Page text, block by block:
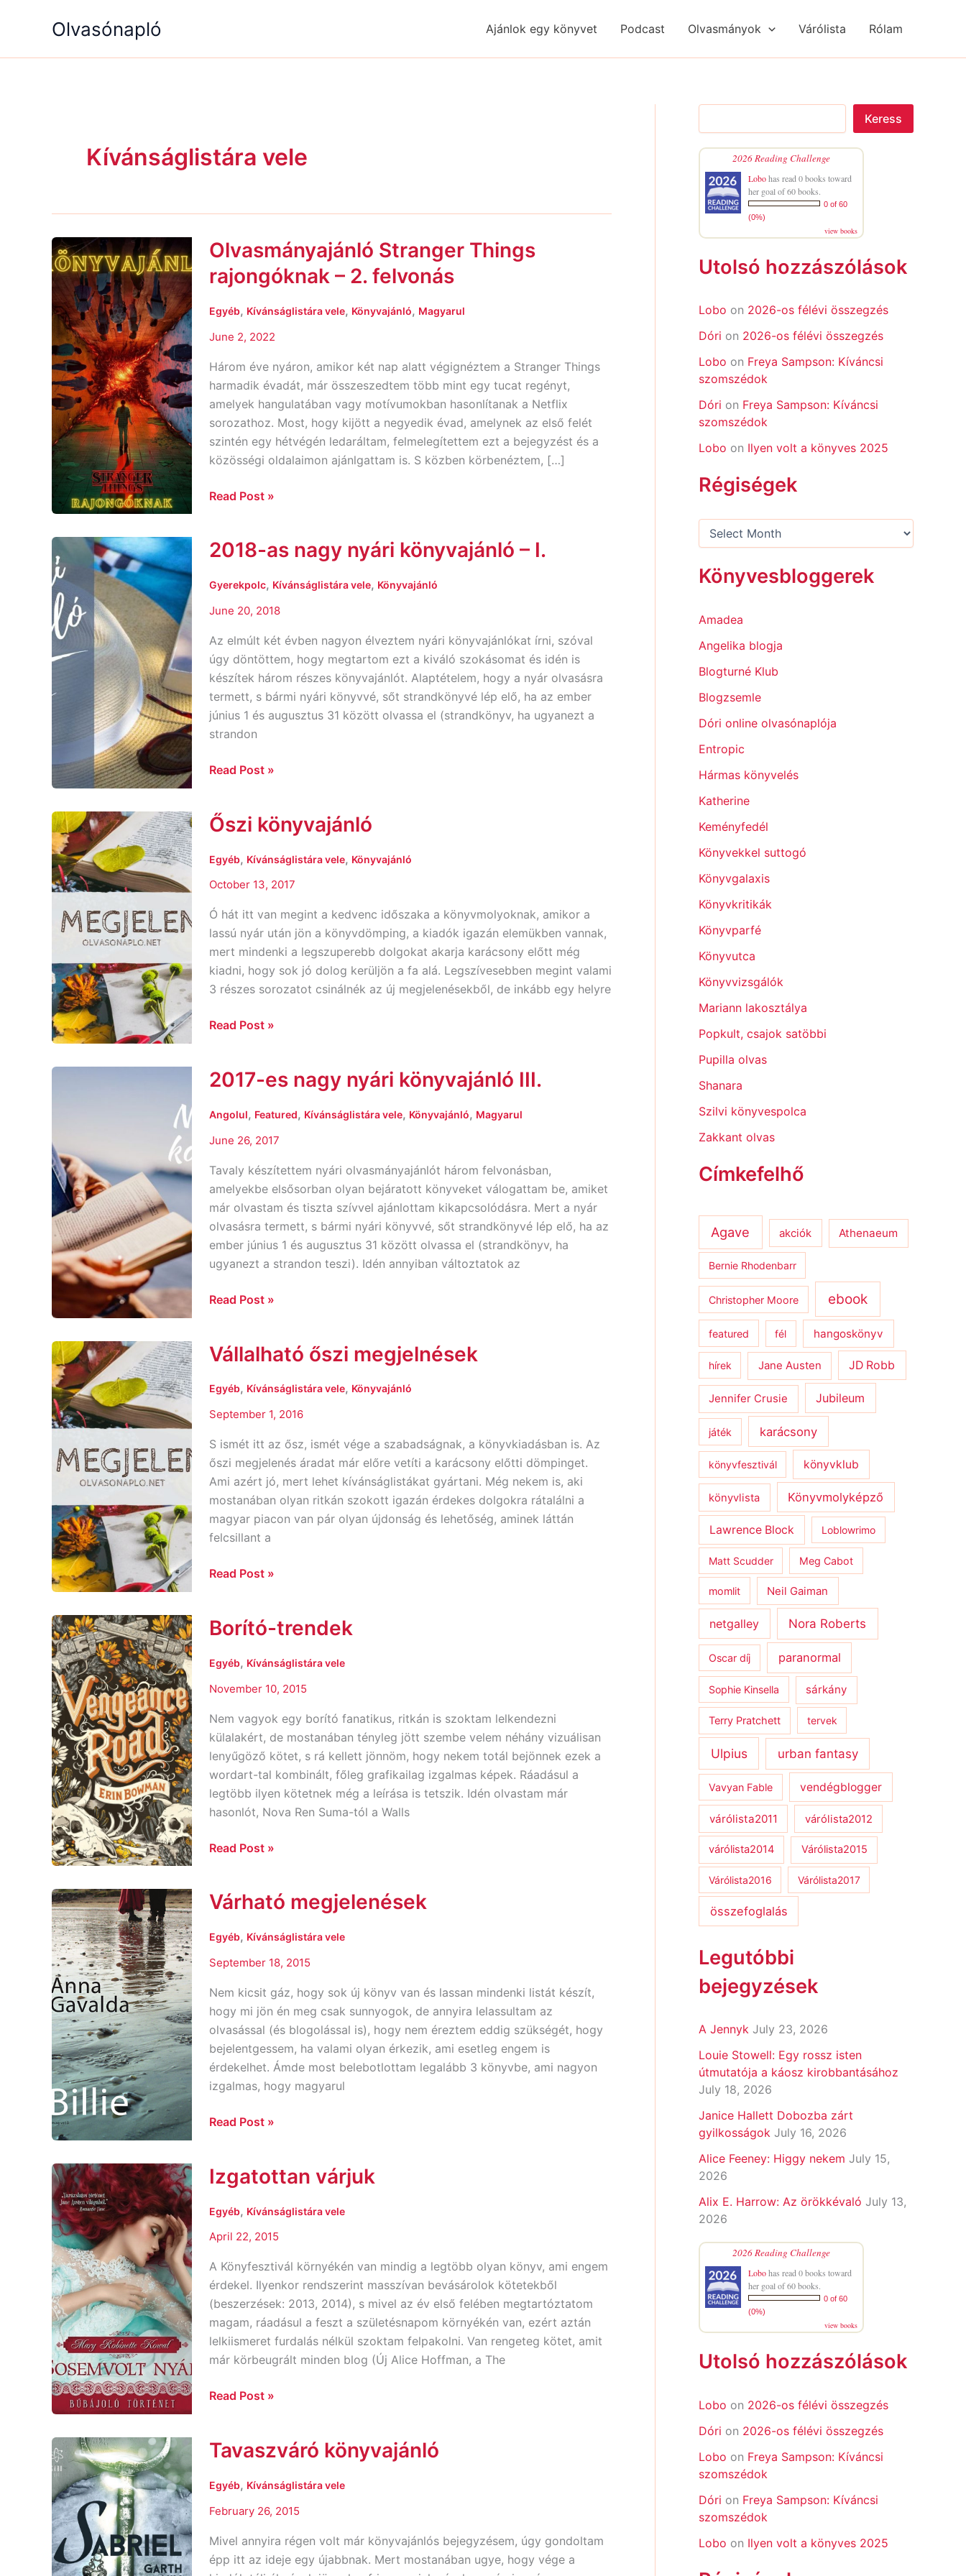
Olvasónapló Ajánlok egy könyvet Podcast Olvasmányok Várólista Rólam
Kívánságlistára vele
Olvasmányajánló Stranger Things
rajongóknak – 2. felvonás
Egyéb, Kívánságlistára vele, Könyvajánló, Magyarul
June 2, 2022
Három éve nyáron, amikor két nap alatt végignéztem a Stranger Things
harmadik évadát, már összeszedtem több mint egy tucat regényt,
amelyek hangulatában vagy motívumokban hasonlítanak a Netflix
sorozathoz. Most, hogy kijött a negyedik évad, amelynek az első felét
szintén egy hétvégén ledaráltam, felmelegítettem ezt a bejegyzést és a
közösségi oldalaimon ajánlgattam is. S közben körbenéztem, […]
Olvasmányajánló
Stranger
Things
2.
felvonás
Read Post »
2018-as nagy nyári könyvajánló – I.
Gyerekpolc, Kívánságlistára vele, Könyvajánló
June 20, 2018
Az elmúlt két évben nagyon élveztem nyári könyvajánlókat írni, szóval
úgy döntöttem, hogy megtartom ezt a kiváló szokásomat és idén is
készítek három részes könyvajánlót. Alaptételem, hogy a nyár olvasásra
termett, s bármi nyári könyvvé, sőt strandkönyvé lép elő, ha az ember
június 1 és augusztus 31 között olvassa el (strandkönyv, ha ugyanezt a
strandon
2018-
nagy
könyvajánló
–
I.
Read Post »
Őszi könyvajánló
Egyéb, Kívánságlistára vele, Könyvajánló
October 13, 2017
Ó hát itt van megint a kedvenc időszaka a könyvmolyoknak, amikor a
lassú nyár után jön a könyvdömping, a kiadók igazán elemükben vannak,
mert mindenki a legszuperebb dolgokat akarja karácsony előtt még
kiadni, hogy sok jó dolog kerüljön a fa alá. Legszívesebben megint valami
3 részes sorozatot csinálnék az új megjelenésekből, de inkább egy helyre
Őszi
Read Post »
2017-es nagy nyári könyvajánló III.
Angolul, Featured, Kívánságlistára vele, Könyvajánló, Magyarul
June 26, 2017
Tavaly készítettem nyári olvasmányajánlót három felvonásban,
amelyekbe elsősorban olyan bejáratott könyveket válogattam be, amiket
már olvastam és tiszta szívvel ajánlottam kikapcsolódásra. Mert a nyár
olvasásra termett, s bármi nyári könyvvé, sőt strandkönyvé lép elő, ha az
ember június 1 és augusztus 31 között olvassa el (strandkönyv, ha
ugyanezt a strandon teszi). Idén annyiban változtatok az
2017-
nagy
könyvajánló
III.
Read Post »
Vállalható őszi megjelnések
Egyéb, Kívánságlistára vele, Könyvajánló
September 1, 2016
S ismét itt az ősz, ismét vége a szabadságnak, a könyvkiadásban is. Az
őszi megjelenés áradat már előre vetíti a karácsony előtti dömpinget.
Ami azért jó, mert lehet kívánságlistákat gyártani. Még nekem is, aki
mostanában olyan ritkán szokott igazán érdekes dolgokra rátalálni a
magyar piacon van pár olyan újdonság és lehetőség, aminek láttán
felcsillant a
Vállalható
megjelnések
Read Post »
Borító-trendek
Egyéb, Kívánságlistára vele
November 10, 2015
Nem vagyok egy borító fanatikus, ritkán is szoktam lelkendezni
külalakért, de mostanában tényleg jött szembe velem néhány vizuálisan
lenyűgöző kötet, s rá kellett jönnöm, hogy nekem totál bejönnek ezek a
wordart-tal kombinált, főleg grafikailag izgalmas képek. Ráadásul a
legtöbb ilyen kötetnek még a leírása is tetszik. Idén olvastam már
hasonlót, Nova Ren Suma-tól a Walls
Borító-
Read Post »
Várható megjelenések
Egyéb, Kívánságlistára vele
September 18, 2015
Nem kicsit gáz, hogy sok új könyv van és lassan mindenki listát készít,
hogy mi jön én meg csak sunnyogok, de annyira lelassultam az
olvasással (és blogolással is), hogy nem éreztem eddig szükségét, hogy
bejelentgessem, ha valami olyan érkezik, ami esetleg engem is
érdekelhet. Ámde most belebotlottam legalább 3 könyvbe, ami nagyon
izgalmas, hogy magyarul
Várható
Read Post »
Izgatottan várjuk
Egyéb, Kívánságlistára vele
April 22, 2015
A Könyfesztivál környékén van mindig a legtöbb olyan könyv, ami engem
érdekel. Ilyenkor rendszerint masszívan bevásárolok kötetekből
(beszerzések: 2013, 2014), s mivel az év első felében megtartóztatom
magam, ráadásul a feszt a születésnapom környékén van, ezért aztán
lelkiismeret furdalás nélkül szoktam felpakolni. Van rengeteg kötet, amit
már körbeugrált minden blog (Új Alice Hoffman, a The
Izgatottan
várjuk
Read Post »
Tavaszváró könyvajánló
Egyéb, Kívánságlistára vele
February 26, 2015
Mivel annyira régen volt már könyvajánlós bejegyzésem, úgy gondoltam
épp itt az ideje egy újabbnak. Mert mostanában ugye, hogy vége a
Tavaszváró
a
Keress
2026 Reading Challenge
Lobohas read 0 books toward
her goal of 60 books.
0 of 60
(0%)
view books
Utolsó hozzászólások
Lobo on 2026-os félévi összegzés
Dóri on 2026-os félévi összegzés
Lobo on Freya Sampson: Kíváncsi
szomszédok
Dóri on Freya Sampson: Kíváncsi
szomszédok
Lobo on Ilyen volt a könyves 2025
Régiségek
g
e
Könyvesbloggerek
Amadea
Angelika blogja
Blogturné Klub
Blogzsemle
Dóri online olvasónaplója
Entropic
Hármas könyvelés
Katherine
Keményfedél
Könyvekkel suttogó
Könyvgalaxis
Könyvkritikák
Könyvparfé
Könyvutca
Könyvvizsgálók
Mariann lakosztálya
Popkult, csajok satöbbi
Pupilla olvas
Shanara
Szilvi könyvespolca
Zakkant olvas
Címkefelhő
Agave akciók Athenaeum
Bernie Rhodenbarr
Christopher Moore ebook
featured fél hangoskönyv
hírek Jane Austen JD Robb
Jennifer Crusie Jubileum
játék karácsony
könyvfesztivál könyvklub
könyvlista Könyvmolyképző
Lawrence Block Loblowrimo
Matt Scudder Meg Cabot
momlit Neil Gaiman
netgalley Nora Roberts
Oscar díj paranormal
Sophie Kinsella sárkány
Terry Pratchett tervek
Ulpius urban fantasy
Vavyan Fable vendégblogger
várólista2011 várólista2012
várólista2014 Várólista2015
Várólista2016 Várólista2017
összefoglalás
Legutóbbi
bejegyzések
A Jennyk July 23, 2026
Louie Stowell: Egy ​rossz isten
útmutatója a káosz kirobbantásához
July 18, 2026
Janice Hallett Dobozba zárt
gyilkosságok July 16, 2026
Alice Feeney: Higgy nekem July 15,
2026
Alix E. Harrow: Az örökkévaló July 13,
2026
2026 Reading Challenge
Lobohas read 0 books toward
her goal of 60 books.
0 of 60
(0%)
view books
Utolsó hozzászólások
Lobo on 2026-os félévi összegzés
Dóri on 2026-os félévi összegzés
Lobo on Freya Sampson: Kíváncsi
szomszédok
Dóri on Freya Sampson: Kíváncsi
szomszédok
Lobo on Ilyen volt a könyves 2025
g
e